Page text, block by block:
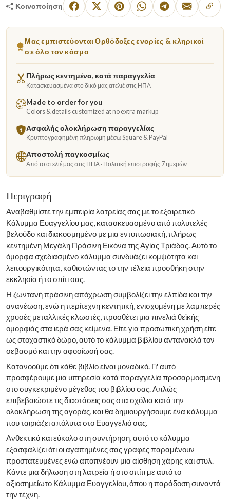
Κοινοποίηση
Μας εμπιστεύονται Ορθόδοξες ενορίες & κληρικοί
σε όλο τον κόσμο
Πλήρως κεντημένα, κατά παραγγελία
Κατασκευασμένα στο δικό μας ατελιέ στις ΗΠΑ
Made to order for you
Colors & details customized at no extra markup
Ασφαλής ολοκλήρωση παραγγελίας
Κρυπτογραφημένη πληρωμή μέσω Square & PayPal
Αποστολή παγκοσμίως
Από το ατελιέ μας στις ΗΠΑ · Πολιτική επιστροφής 7 ημερών
Περιγραφή
Αναβαθμίστε την εμπειρία λατρείας σας με το εξαιρετικό
Κάλυμμα Ευαγγελίου μας, κατασκευασμένο από πολυτελές
βελούδο και διακοσμημένο με μια εντυπωσιακή, πλήρως
κεντημένη Μεγάλη Πράσινη Εικόνα της Αγίας Τριάδας. Αυτό το
όμορφα σχεδιασμένο κάλυμμα συνδυάζει κομψότητα και
λειτουργικότητα, καθιστώντας το την τέλεια προσθήκη στην
εκκλησία ή το σπίτι σας.
Η ζωντανή πράσινη απόχρωση συμβολίζει την ελπίδα και την
ανανέωση, ενώ η περίτεχνη κεντητική, ενισχυμένη με λαμπερές
χρυσές μεταλλικές κλωστές, προσθέτει μια πινελιά θεϊκής
ομορφιάς στα ιερά σας κείμενα. Είτε για προσωπική χρήση είτε
ως στοχαστικό δώρο, αυτό το κάλυμμα βιβλίου αντανακλά τον
σεβασμό και την αφοσίωσή σας.
Κατανοούμε ότι κάθε βιβλίο είναι μοναδικό. Γι' αυτό
προσφέρουμε μια υπηρεσία κατά παραγγελία προσαρμοσμένη
στο συγκεκριμένο μέγεθος του βιβλίου σας. Απλώς
επιβεβαιώστε τις διαστάσεις σας στα σχόλια κατά την
ολοκλήρωση της αγοράς, και θα δημιουργήσουμε ένα κάλυμμα
που ταιριάζει απόλυτα στο Ευαγγέλιό σας.
Ανθεκτικό και εύκολο στη συντήρηση, αυτό το κάλυμμα
εξασφαλίζει ότι οι αγαπημένες σας γραφές παραμένουν
προστατευμένες ενώ αποπνέουν μια αίσθηση χάρης και στυλ.
Κάντε μια δήλωση στη λατρεία ή στο σπίτι με αυτό το
αξιοσημείωτο Κάλυμμα Ευαγγελίου, όπου η παράδοση συναντά
την τέχνη.